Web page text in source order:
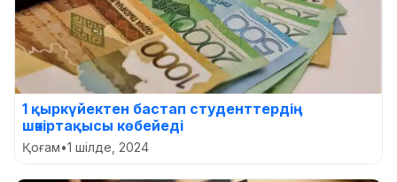
1 қыркүйектен бастап студенттердің
шәкіртақысы көбейеді
Қоғам•1 шілде, 2024